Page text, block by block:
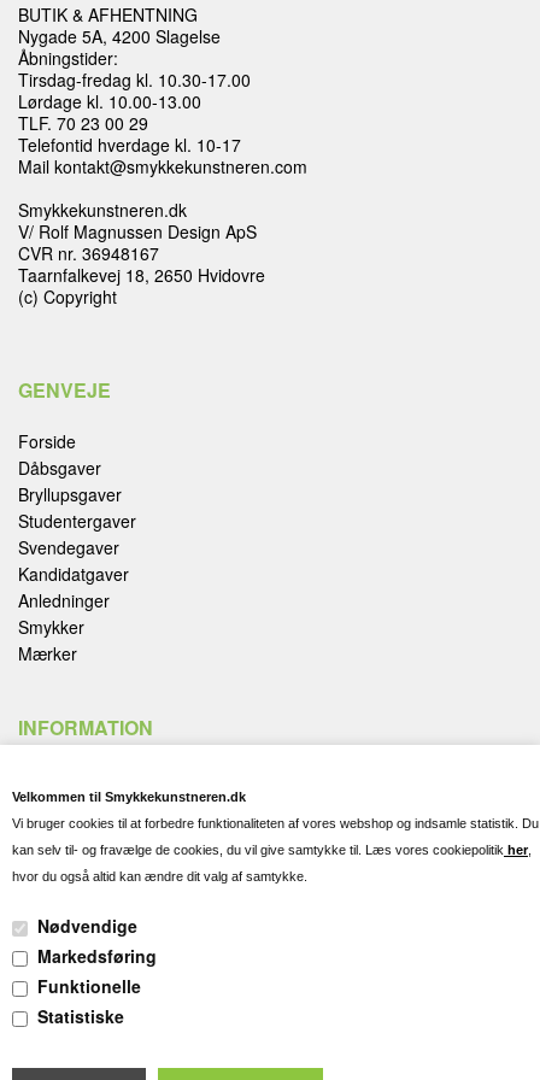
Velkommen til Smykkekunstneren.dk
Vi bruger cookies til at forbedre funktionaliteten af vores webshop og indsamle statistik. Du
kan selv til- og fravælge de cookies, du vil give samtykke til. Læs vores cookiepolitik her,
hvor du også altid kan ændre dit valg af samtykke.
Nødvendige
Markedsføring
Funktionelle
Statistiske
BUTIK & AFHENTNING
Nygade 5A, 4200 Slagelse
Åbningstider:
Tirsdag-fredag kl. 10.30-17.00
Lørdage kl. 10.00-13.00
TLF. 70 23 00 29
Telefontid hverdage kl. 10-17
Mail kontakt@smykkekunstneren.com
Smykkekunstneren.dk
V/ Rolf Magnussen Design ApS
CVR nr. 36948167
Taarnfalkevej 18, 2650 Hvidovre
(c) Copyright
GENVEJE
Forside
Dåbsgaver
Bryllupsgaver
Studentergaver
Svendegaver
Kandidatgaver
Anledninger
Smykker
Mærker
INFORMATION
Fortryd køb
Fragt, Levering og Afhentning
Kontakt og Spørgsmål
Gravering
Cookies
Pleje af dine smykker
Søgning